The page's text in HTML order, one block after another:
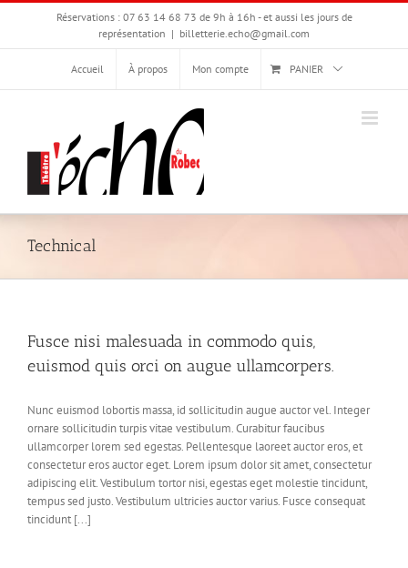
Passer
Réservations : 07 63 14 68 73 de 9h à 16h - et aussi les jours de
représentation | billetterie.echo@gmail.com
Accueil À propos Mon compte PANIER
Technical
Fusce nisi malesuada in commodo quis,
euismod quis orci on augue ullamcorpers.
Nunc euismod lobortis massa, id sollicitudin augue auctor vel. Integer
ornare sollicitudin turpis vitae vestibulum. Curabitur faucibus
ullamcorper lorem sed egestas. Pellentesque laoreet auctor eros, et
consectetur eros auctor eget. Lorem ipsum dolor sit amet, consectetur
adipiscing elit. Vestibulum tortor nisi, egestas eget molestie tincidunt,
tempus sed justo. Vestibulum ultricies auctor varius. Fusce consequat
tincidunt [...]